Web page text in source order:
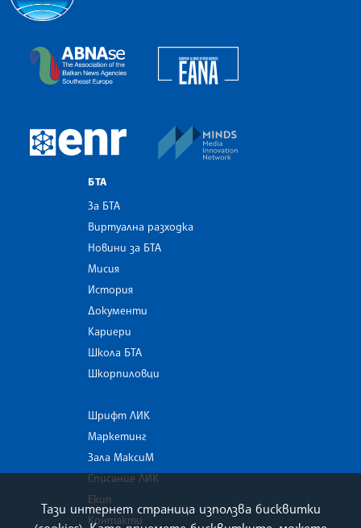
The Assocoation of the Balkan News Agencies
European Newsroom
БТА
За БТА
Виртуална разходка
Новини за БТА
Мисия
История
Документи
Кариери
Школа БТА
Шкорпиловци
Шрифт ЛИК
Маркетинг
Зала МаксиМ
Списание ЛИК
Екип
Контакти
Тази интернет страница използва бисквитки